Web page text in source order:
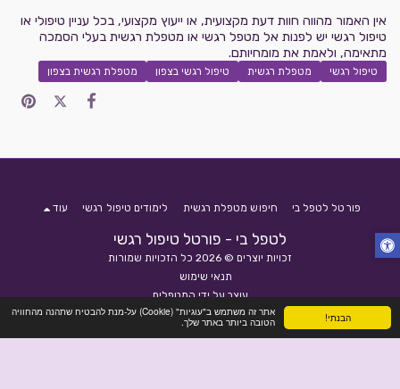
הבנתי!
אתר זה משתמש ב"עוגיות" (Cookie) על-מנת להבטיח שתהנה מהחוויה
הטובה ביותר באתר שלך.
אין האמור מהווה חוות דעת מקצועית, או ייעוץ מקצועי, בכל עניין טיפולי או
טיפול רגשי יש לפנות אל מטפל רגשי או מטפלת רגשית בעלי הסמכה
מתאימה, ולאמת את מומחיותם.
טיפול רגשי מטפלת רגשית טיפול רגשי בצפון מטפלת רגשית בצפון
לטפל בי - פורטל טיפול רגשי
זכויות יוצרים © 2026 כל הזכויות שמורות
תנאי שימוש
עוצב על ידיהמטפלים
פורטל לטפל בי חיפוש מטפלת רגשית לימודים טיפול רגשי עוד